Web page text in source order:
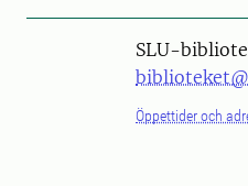
SLU-
Öppettider och